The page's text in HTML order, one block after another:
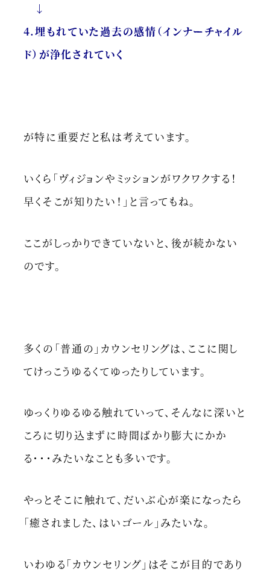
↓
4.埋もれていた過去の感情（インナーチャイル
ド）が浄化されていく
が特に重要だと私は考えています。
いくら「ヴィジョンやミッションがワクワクする！
早くそこが知りたい！」と言ってもね。
ここがしっかりできていないと、後が続かない
のです。
多くの「普通の」カウンセリングは、ここに関し
てけっこうゆるくてゆったりしています。
ゆっくりゆるゆる触れていって、そんなに深いと
ころに切り込まずに時間ばかり膨大にかか
る・・・みたいなことも多いです。
やっとそこに触れて、だいぶ心が楽になったら
「癒されました、はいゴール」みたいな。
いわゆる「カウンセリング」はそこが目的であり